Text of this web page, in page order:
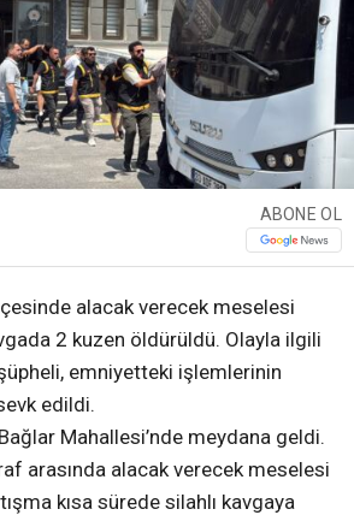
ABONE OL
alacak verecek meselesi
2 kuzen öldürüldü. Olayla ilgili
emniyetteki işlemlerinin
edildi.
Mahallesi’nde meydana geldi.
arasında alacak verecek meselesi
kısa sürede silahlı kavgaya